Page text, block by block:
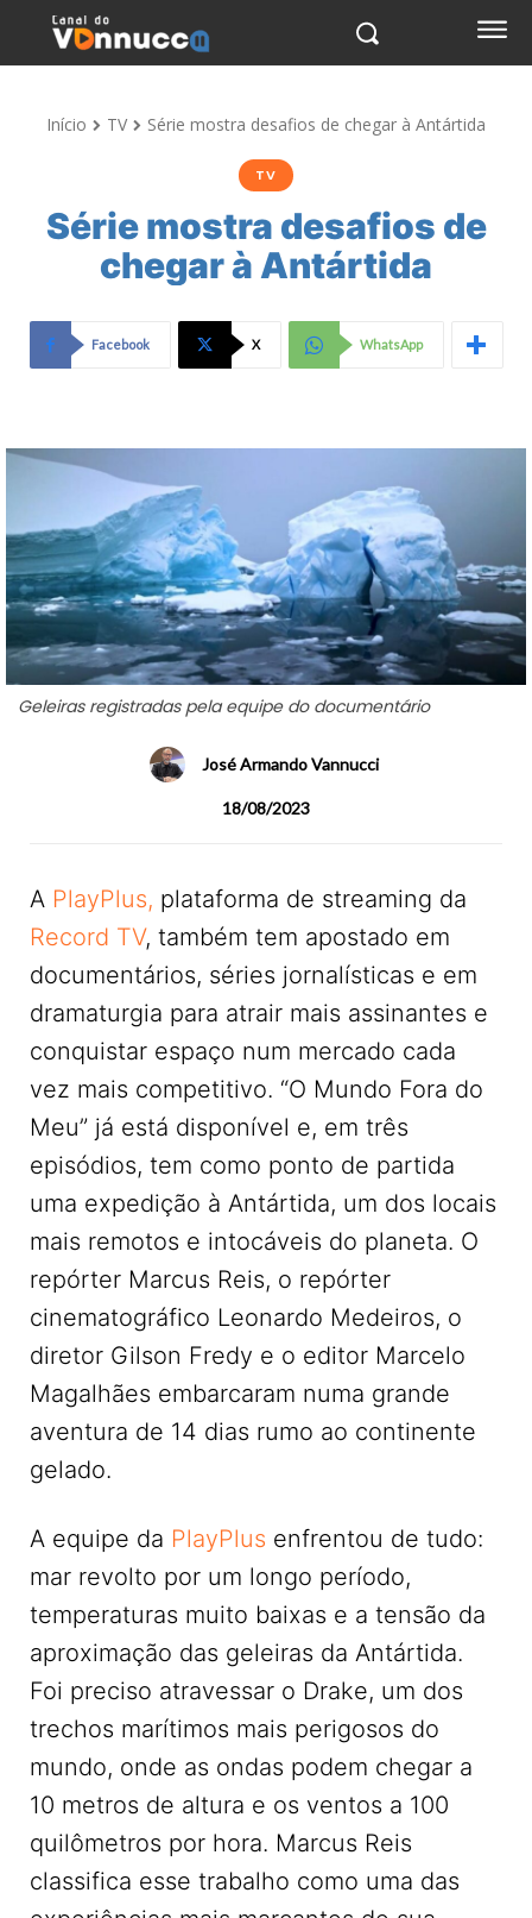
Início TV Série mostra desafios de chegar à Antártida
TV
Série mostra desafios de
chegar à Antártida
Facebook X WhatsApp
Geleiras registradas pela equipe do documentário
José Armando Vannucci
18/08/2023
A PlayPlus, plataforma de streaming da
Record TV, também tem apostado em
documentários, séries jornalísticas e em
dramaturgia para atrair mais assinantes e
conquistar espaço num mercado cada
vez mais competitivo. “O Mundo Fora do
Meu” já está disponível e, em três
episódios, tem como ponto de partida
uma expedição à Antártida, um dos locais
mais remotos e intocáveis do planeta. O
repórter Marcus Reis, o repórter
cinematográfico Leonardo Medeiros, o
diretor Gilson Fredy e o editor Marcelo
Magalhães embarcaram numa grande
aventura de 14 dias rumo ao continente
gelado.
A equipe da PlayPlus enfrentou de tudo:
mar revolto por um longo período,
temperaturas muito baixas e a tensão da
aproximação das geleiras da Antártida.
Foi preciso atravessar o Drake, um dos
trechos marítimos mais perigosos do
mundo, onde as ondas podem chegar a
10 metros de altura e os ventos a 100
quilômetros por hora. Marcus Reis
classifica esse trabalho como uma das